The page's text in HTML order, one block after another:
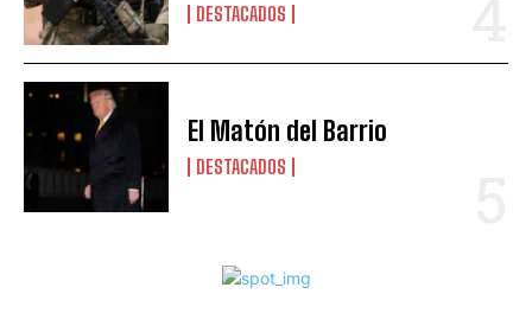
DESTACADOS
El Matón del Barrio
DESTACADOS